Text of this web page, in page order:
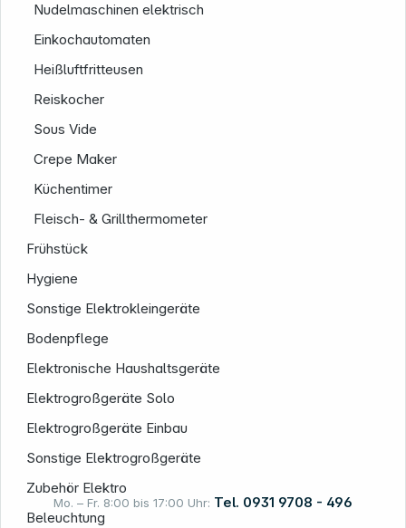
Mo. – Fr. 8:00 bis 17:00 Uhr: Tel. 0931 9708 - 496
Nudelmaschinen elektrisch
Einkochautomaten
Heißluftfritteusen
Reiskocher
Sous Vide
Crepe Maker
Küchentimer
Fleisch- & Grillthermometer
Frühstück
Hygiene
Sonstige Elektrokleingeräte
Bodenpflege
Elektronische Haushaltsgeräte
Elektrogroßgeräte Solo
Elektrogroßgeräte Einbau
Sonstige Elektrogroßgeräte
Zubehör Elektro
Beleuchtung
Informationen